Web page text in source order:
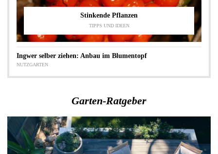
Stinkende Pflanzen
TIPPS UND IDEEN
Ingwer selber ziehen: Anbau im Blumentopf
NUTZGARTEN
Garten-Ratgeber